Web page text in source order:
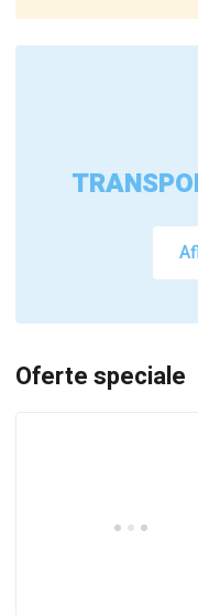
Oferte speciale